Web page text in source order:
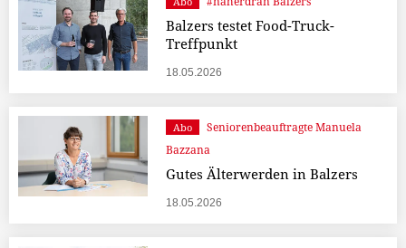
Balzers testet Food-Truck-
Treffpunkt
18.05.2026
Abo
Seniorenbeauftragte Manuela
Bazzana
Gutes Älterwerden in Balzers
18.05.2026